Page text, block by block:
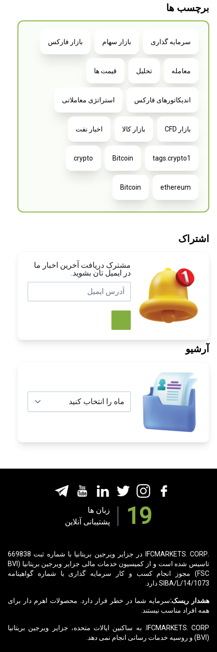
برچسب ها
سرمایه گذاری بازار سهام بازار فارکس
معامله تحلیل قیمت ها
اندیکاتورهای فارکس استراتژی معاملاتی
بازار CFD بازار کالا اخبار نفت
tags.crypto1
Bitcoin
crypto
ethereum
Bitcoin
اشتراک
مشترک دریافت آخرین اخبار ما
در ایمیل تان بشوید.
آرشیو
19
زبان ها
پشتیبانی آنلاین
.IFCMARKETS. CORP در جزایر ویرجین بریتانیا با شماره ثبت 669838
تاسیس شده است و از کمیسیون خدمات مالی جزایر ویرجین بریتانیا (BVI
FSC) مجوز انجام کسب و کار سرمایه گذاری با
شماره گواهینامه
SIBA/L/14/1073دارد.
هشدار ریسک:سرمایه شما در خطر قرار دارد. محصولات اهرم دار برای
همه افراد مناسب نیستند.
IFCMARKETS. CORP. به ساکنین ایالات متحده، جزایر ویرجین بریتانیا
(BVI) و روسیه خدمات رسانی انجام نمی دهد.